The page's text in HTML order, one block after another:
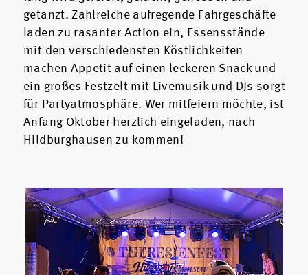
getanzt. Zahlreiche aufregende Fahrgeschäfte
laden zu rasanter Action ein, Essensstände
mit den verschiedensten Köstlichkeiten
machen Appetit auf einen leckeren Snack und
ein großes Festzelt mit Livemusik und DJs sorgt
für Partyatmosphäre. Wer mitfeiern möchte, ist
Anfang Oktober herzlich eingeladen, nach
Hildburghausen zu kommen!